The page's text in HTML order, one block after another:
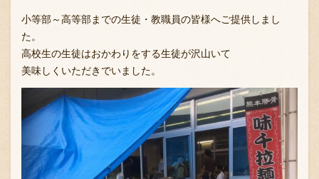
小等部～高等部までの生徒・教職員の皆様へご提供しまし
た。
高校生の生徒はおかわりをする生徒が沢山いて
美味しくいただきでいました。